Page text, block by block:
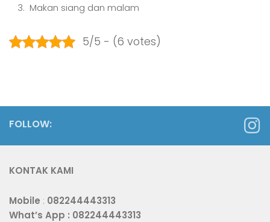
Makan siang dan malam
5/5 - (6 votes)
FOLLOW:
KONTAK KAMI
Mobile : 082244443313
What’s App : 082244443313